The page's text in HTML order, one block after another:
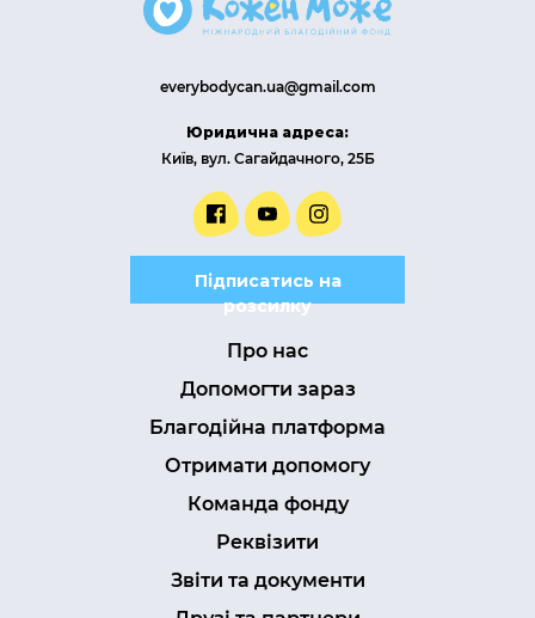
everybodycan.ua@gmail.com
Юридична адреса:
Київ, вул. Сагайдачного, 25Б
Підписатись на
розсилку
Про нас
Допомогти зараз
Благодійна платформа
Отримати допомогу
Команда фонду
Реквізити
Звіти та документи